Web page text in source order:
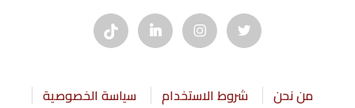
من نحن شروط الاستخدام
سياسة الخصوصية